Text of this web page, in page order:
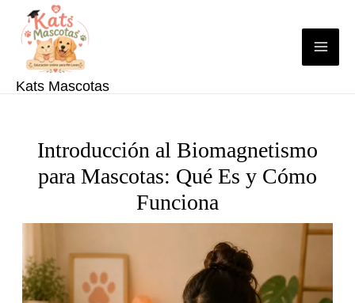
contenido
Kats Mascotas
Introducción al Biomagnetismo
para Mascotas: Qué Es y Cómo
Funciona